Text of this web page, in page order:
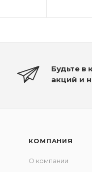
Будьте в
акций и
КОМПАНИЯ
О компании